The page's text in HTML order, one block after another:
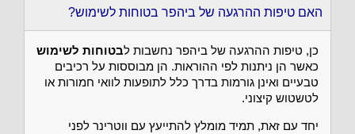
האם טיפות ההרגעה של ביהפר בטוחות לשימוש?
כן, טיפות ההרגעה של ביהפר נחשבות לבטוחות לשימוש
כאשר הן ניתנות לפי ההוראות. הן מבוססות על רכיבים
טבעיים ואינן גורמות בדרך כלל לתופעות לוואי חמורות או
לטשטוש קיצוני.
יחד עם זאת, תמיד מומלץ להתייעץ עם ווטרינר לפני